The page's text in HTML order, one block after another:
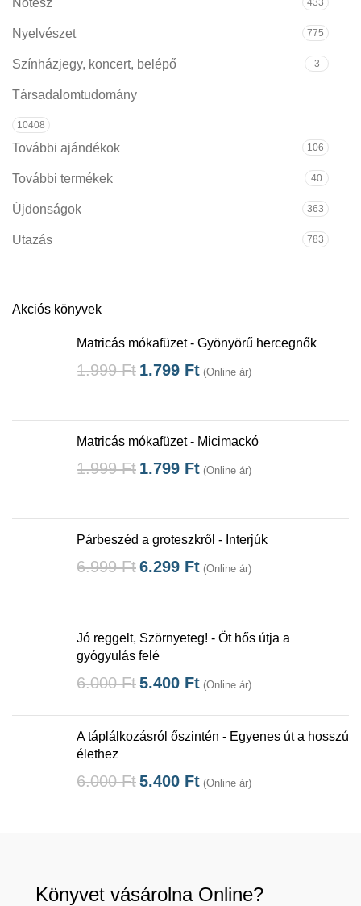
Nyelvészet 775
Színházjegy, koncert, belépő 3
Társadalomtudomány
10408
További ajándékok 106
További termékek 40
Újdonságok 363
Utazás 783
Akciós könyvek
Matricás mókafüzet - Gyönyörű hercegnők
1.999Ft 1.799 Ft (Online ár)
Matricás mókafüzet - Micimackó
1.999Ft 1.799 Ft (Online ár)
Párbeszéd a groteszkről - Interjúk
6.999Ft6.299 Ft (Online ár)
Jó reggelt, Szörnyeteg! - Öt hős útja a
gyógyulás felé
6.000Ft5.400 Ft (Online ár)
A táplálkozásról őszintén - Egyenes út a hosszú
élethez
6.000Ft5.400 Ft (Online ár)
Könyvet vásárolna Online?